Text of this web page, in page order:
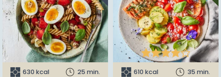
630 kcal 25 min.

610 kcal 35 min.